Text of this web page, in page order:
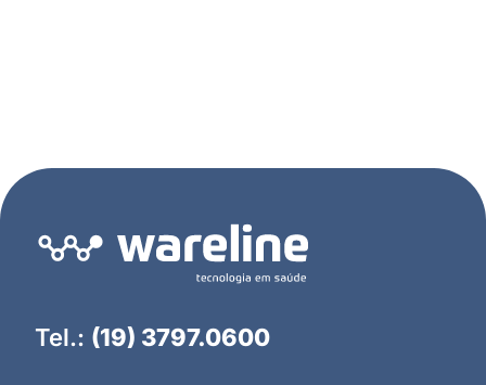
Tel.: (19) 3797.0600